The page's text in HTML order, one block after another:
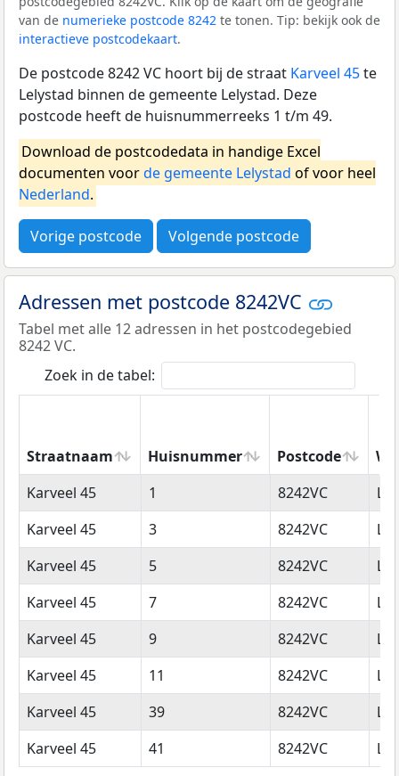
van de numerieke postcode 8242 te tonen. Tip: bekijk ook de
interactieve postcodekaart.
De postcode 8242 VC hoort bij de straat Karveel 45te
Lelystad binnen de gemeente Lelystad. Deze
postcode heeft de huisnummerreeks 1 t/m 49.
Download de postcodedata in handige Excel
documenten voorde gemeente Lelystad of voor heel
Nederland.
Vorige postcode Volgende postcode
Adressen met postcode 8242VC
Tabel met alle 12 adressen in het postcodegebied
8242 VC.
Zoek in de tabel:
Straatnaam Huisnummer Postcode
Straatnaam
Huisnummer Postcode
Karveel 45 1 8242VC
Karveel 45
3 8242VC
Karveel 45
5 8242VC
Karveel 45
7 8242VC
Karveel 45
9 8242VC
Karveel 45
11 8242VC
Karveel 45
39 8242VC
Karveel 45
41 8242VC